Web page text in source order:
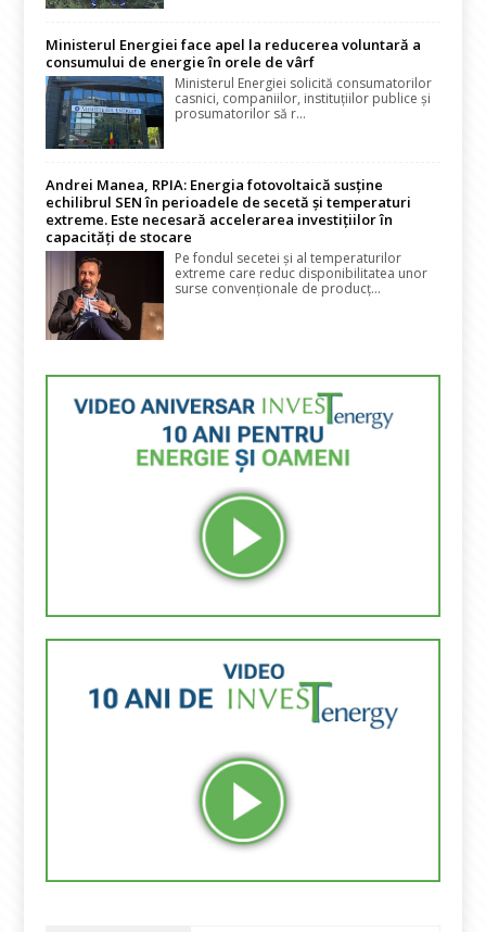
Ministerul Energiei face apel la reducerea voluntară a
consumului de energie în orele de vârf
Ministerul Energiei solicită consumatorilor
casnici, companiilor, instituțiilor publice și
prosumatorilor să r...
Andrei Manea, RPIA: Energia fotovoltaică susține
echilibrul SEN în perioadele de secetă și temperaturi
extreme. Este necesară accelerarea investițiilor în
capacități de stocare
Pe fondul secetei și al temperaturilor
extreme care reduc disponibilitatea unor
surse convenționale de producț...